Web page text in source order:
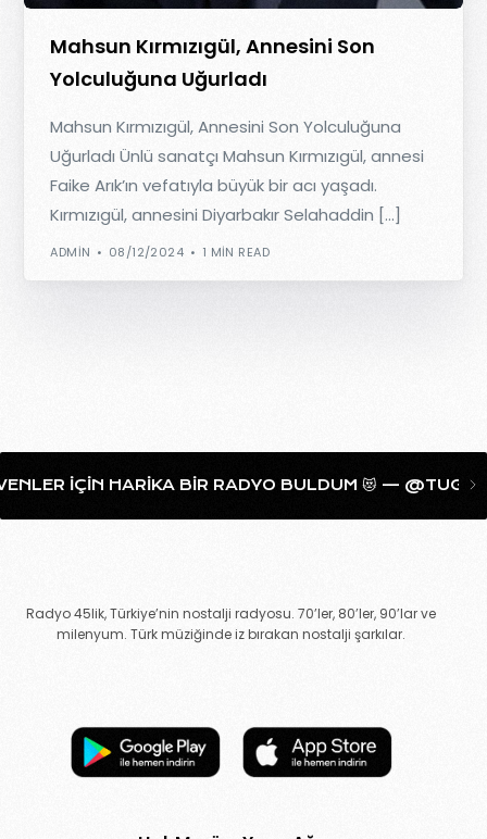
Mahsun Kırmızıgül, Annesini Son
Yolculuğuna Uğurladı
Mahsun Kırmızıgül, Annesini Son Yolculuğuna
Uğurladı Ünlü sanatçı Mahsun Kırmızıgül, annesi
Faike Arık’ın vefatıyla büyük bir acı yaşadı.
Kırmızıgül, annesini Diyarbakır Selahaddin […]
ADMIN 08/12/2024 1 MIN READ
IÇIN HARIKA BIR RADYO BULDUM 😻 —
Radyo 45lik, Türkiye’nin nostalji radyosu. 70’ler, 80’ler, 90’lar ve
milenyum. Türk müziğinde iz bırakan nostalji şarkılar.